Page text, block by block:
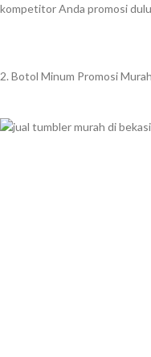
kompetitor Anda promosi
2. Botol Minum Promosi Murah